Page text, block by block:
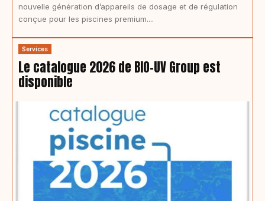
nouvelle génération d’appareils de dosage et de régulation
conçue pour les piscines premium....
Services
Le catalogue 2026 de BIO-UV Group est
disponible